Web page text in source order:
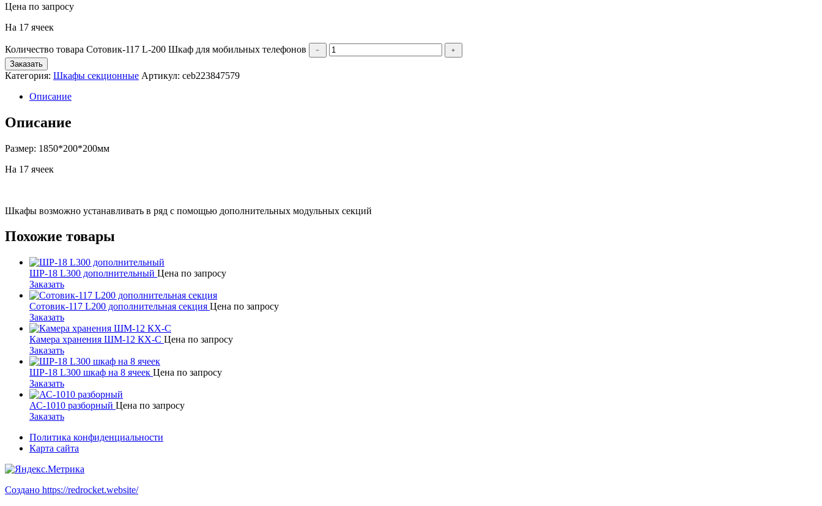
Цена по запросу
На 17 ячеек
Количество товара Сотовик-117 L-200 Шкаф для мобильных телефонов ﹣
﹢
Заказать
Категория: Шкафы секционные Артикул: ceb223847579
Описание
Описание
Размер: 1850*200*200мм
На 17 ячеек
Шкафы возможно устанавливать в ряд с помощью дополнительных модульных секций
Похожие товары
ШР-18 L300 дополнительный Цена по запросу
Заказать
Сотовик-117 L200 дополнительная секция Цена по запросу
Заказать
Камера хранения ШМ-12 КХ-С Цена по запросу
Заказать
ШР-18 L300 шкаф на 8 ячеек Цена по запросу
Заказать
АС-1010 разборный Цена по запросу
Заказать
Политика конфиденциальности
Карта сайта
Создано https://redrocket.website/